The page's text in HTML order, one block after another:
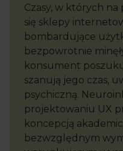
Czasy, w których na
się sklepy
bombardujące
bezpowrotnie
konsument
szanują jego czas,
psychiczną.
projektowaniu UX
koncepcją
bezwzględnym